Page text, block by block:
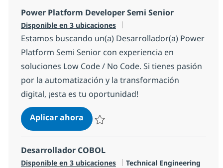
Power Platform Developer Semi Senior
Disponible en 3 ubicaciones
Estamos buscando un(a) Desarrollador(a) Power
Platform Semi Senior con experiencia en
soluciones Low Code / No Code. Si tienes pasión
por la automatización y la transformación
digital, ¡esta es tu oportunidad!
Aplicar ahoraPower Platform Developer Semi
Desarrollador COBOL
Disponible en 3 ubicaciones Categoría
Technical Engineering